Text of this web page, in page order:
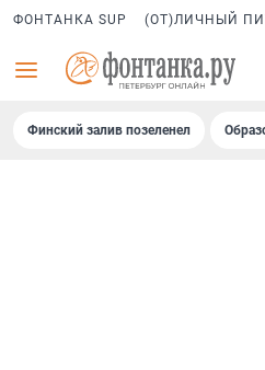
ФОНТАНКА SUP (ОТ)ЛИЧНЫЙ
Финский залив позеленел